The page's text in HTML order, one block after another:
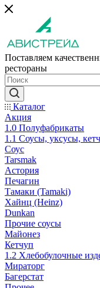
Поставляем
рестораны
Каталог
Акция
1.0 Полуфабрикаты
1.1 Соусы, уксусы,
Соус
Tarsmak
Астория
Печагин
Тамаки (Tamaki)
Хайнц (Heinz)
Dunkan
Прочие соусы
Майонез
Кетчуп
1.2 Хлебобулочные
Мираторг
Багерстат